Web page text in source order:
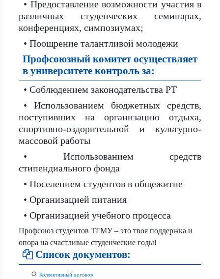
• Предоставление возможности участия в
различных студенческих семинарах,
конференциях, симпозиумах;
• Поощрение талантливой молодежи
Профсоюзный комитет осуществляет
в университете контроль за:
• Соблюдением законодательства РТ
• Использованием бюджетных средств,
поступивших на организацию отдыха,
спортивно-оздорительной и культурно-
массовой работы
• Использованием средств
стипендиального фонда
• Поселением студентов в общежитие
• Организацией питания
• Организацией учебного процесса
Профсоюз студентов ТГМУ – это твоя поддержка и
опора на счастливые студенческие годы!
Список документов:
○ Коллективный договор